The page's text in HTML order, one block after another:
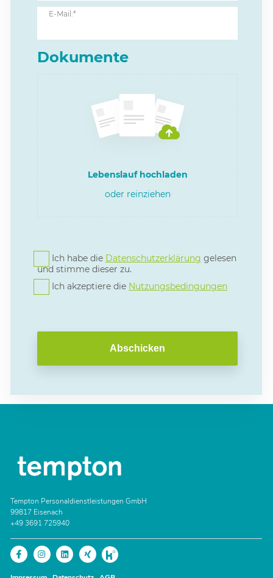
E-Mail:*
Dokumente
Lebenslauf hochladen
oder reinziehen
Ich habe die Datenschutzerklärung gelesen
und stimme dieser zu.
Ich akzeptiere die Nutzungsbedingungen
Abschicken
Tempton Personaldienstleistungen GmbH
99817 Eisenach
+49 3691 725940